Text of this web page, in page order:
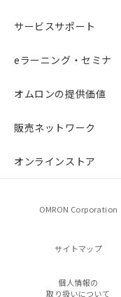
サービスサポート
eラーニング・セミナ
オムロンの提供価値
販売ネットワーク
オンラインストア
OMRON Corporation
サイトマップ
個人情報の
取り扱いについて